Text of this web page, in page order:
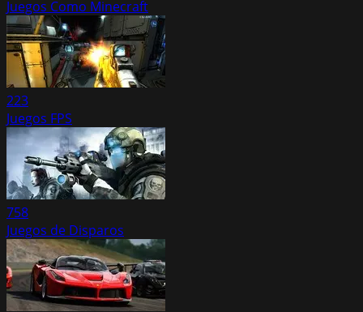
Juegos Como Minecraft
223
Juegos FPS
758
Juegos de Disparos